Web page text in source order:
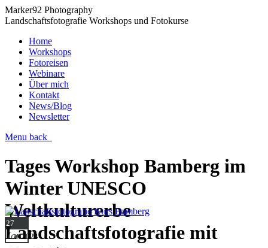
Marker92 Photography
Landschaftsfotografie Workshops und Fotokurse
Home
Workshops
Fotoreisen
Webinare
Über mich
Kontakt
News/Blog
Newsletter
Menu back
Tages Workshop Bamberg im
Winter UNESCO
Weltkulturerbe
Landschaftsfotografie mit
27
Jan2024